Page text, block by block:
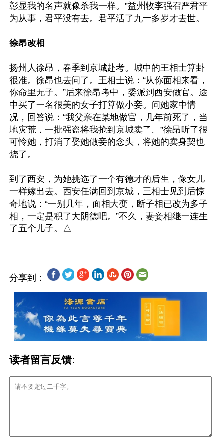
彰显我的名声就像杀我一样。”益州牧李强召严君平
为从事，君平没有去。君平活了九十多岁才去世。
徐昂改相
扬州人徐昂，春季到京城赴考。城中的王相士算卦
很准。徐昂也去问了。王相士说：“从你面相来看，
你命里无子。”后来徐昂考中，委派到西安做官。途
中买了一名很美的女子打算做小妾。问她家中情
况，回答说：“我父亲在某地做官，几年前死了，当
地灾荒，一批强盗将我抢到京城卖了。”徐昂听了很
可怜她，打消了娶她做妾的念头，将她的卖身契也
烧了。
到了西安，为她挑选了一个有德才的后生，像女儿
一样嫁出去。西安任满回到京城，王相士见到后惊
奇地说：“一别几年，面相大变，断子相已改为多子
相，一定是积了大阴德吧。”不久，妻妾相继一连生
分享到：
读者留言反馈: